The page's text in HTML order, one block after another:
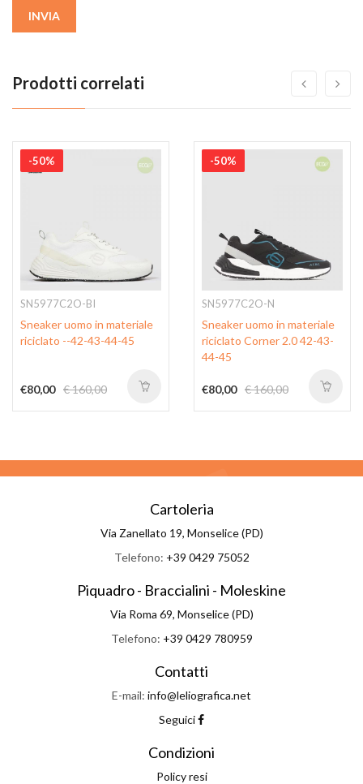
INVIA
Prodotti correlati
-50%
SN5977C2O-BI
Sneaker uomo in materiale
riciclato --42-43-44-45
€80,00 € 160,00
-50%
SN5977C2O-N
Sneaker uomo in materiale
riciclato Corner 2.0 42-43-
44-45
€80,00 € 160,00
Cartoleria
Via Zanellato 19, Monselice (PD)
Telefono: +39 0429 75052
Piquadro - Braccialini - Moleskine
Via Roma 69, Monselice (PD)
Telefono: +39 0429 780959
Contatti
E-mail: info@leliografica.net
Seguici
Condizioni
Policy resi